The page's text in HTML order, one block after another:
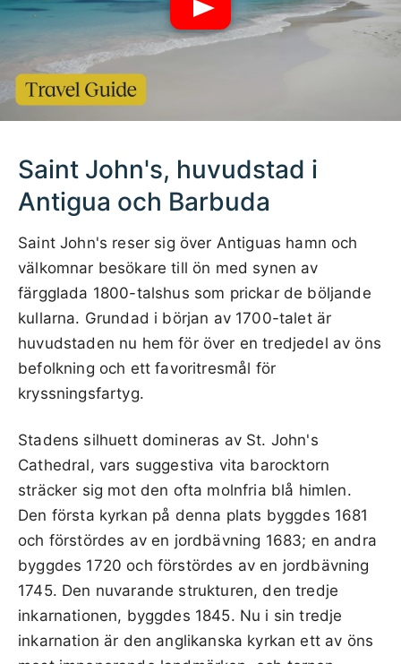
Saint John's, huvudstad i
Antigua och Barbuda
Saint John's reser sig över Antiguas hamn och
välkomnar besökare till ön med synen av
färgglada 1800-talshus som prickar de böljande
kullarna. Grundad i början av 1700-talet är
huvudstaden nu hem för över en tredjedel av öns
befolkning och ett favoritresmål för
kryssningsfartyg.
Stadens silhuett domineras av St. John's
Cathedral, vars suggestiva vita barocktorn
sträcker sig mot den ofta molnfria blå himlen.
Den första kyrkan på denna plats byggdes 1681
och förstördes av en jordbävning 1683; en andra
byggdes 1720 och förstördes av en jordbävning
1745. Den nuvarande strukturen, den tredje
inkarnationen, byggdes 1845. Nu i sin tredje
inkarnation är den anglikanska kyrkan ett av öns